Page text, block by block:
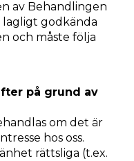
av Behandlingen
lagligt godkända
och måste följa
på grund av
om det är
hos oss.
rättsliga (t.ex.